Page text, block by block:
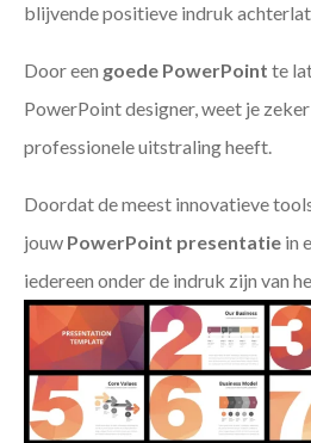
blijvende positieve indruk
Door een goede PowerPoint te
PowerPoint designer, weet je
professionele uitstraling heeft.
Doordat de meest innovatieve
jouw PowerPoint presentatie in
iedereen onder de indruk zijn van